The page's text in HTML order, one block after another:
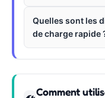
Quelles sont les
de charge rapide
Comment